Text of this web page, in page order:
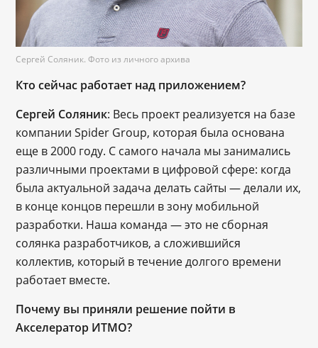
Сергей Соляник. Фото из личного архива
Кто сейчас работает над приложением?
Сергей Соляник: Весь проект реализуется на базе
компании Spider Group, которая была основана
еще в 2000 году. С самого начала мы занимались
различными проектами в цифровой сфере: когда
была актуальной задача делать сайты — делали их,
в конце концов перешли в зону мобильной
разработки. Наша команда — это не сборная
солянка разработчиков, а сложившийся
коллектив, который в течение долгого времени
работает вместе.
Почему вы приняли решение пойти в
Акселератор ИТМО?